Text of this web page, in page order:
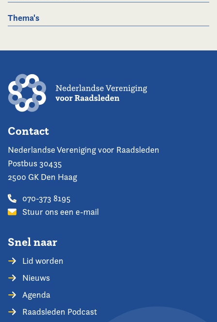
Thema's
Contact
Nederlandse Vereniging voor Raadsleden
Postbus 30435
2500 GK Den Haag
070-373 8195
Stuur ons een e-mail
Snel naar
Lid worden
Nieuws
Agenda
Raadsleden Podcast